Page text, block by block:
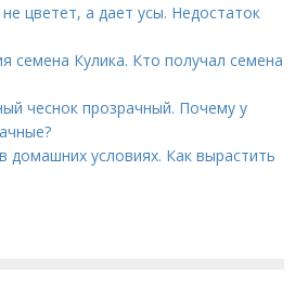
цветет, а дает усы. Недостаток
семена Кулика. Кто получал семена
чеснок прозрачный. Почему у
домашних условиях. Как вырастить